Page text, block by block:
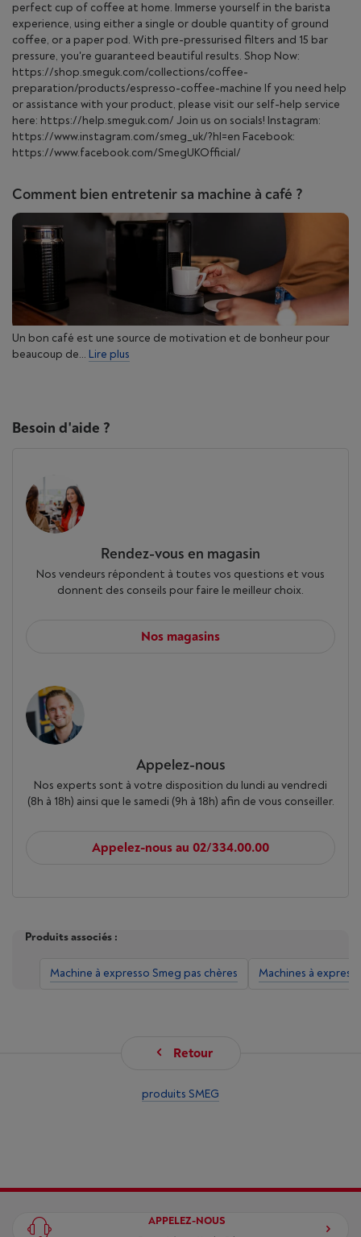
perfect cup of coffee at home. Immerse yourself in the barista
experience, using either a single or double quantity of ground
coffee, or a paper pod. With pre-pressurised filters and 15 bar
pressure, you're guaranteed beautiful results. Shop Now:
https://shop.smeguk.com/collections/coffee-
preparation/products/espresso-coffee-machine If you need help
or assistance with your product, please visit our self-help service
here: https://help.smeguk.com/ Join us on socials! Instagram:
https://www.instagram.com/smeg_uk/?hl=en Facebook:
https://www.facebook.com/SmegUKOfficial/
Comment bien entretenir sa machine à café ?
Un bon café est une source de motivation et de bonheur pour
beaucoup de... Lire plus
Besoin d'aide ?
Rendez-vous en magasin
Nos vendeurs répondent à toutes vos questions et vous
donnent des conseils pour faire le meilleur choix.
Nos magasins
Appelez-nous
Nos experts sont à votre disposition du lundi au vendredi
(8h à 18h) ainsi que le samedi (9h à 18h) afin de vous conseiller.
Appelez-nous au 02/334.00.00
Produits associés :
Machine à expresso Smeg pas chères Machines à
Retour
produits SMEG
APPELEZ-NOUS